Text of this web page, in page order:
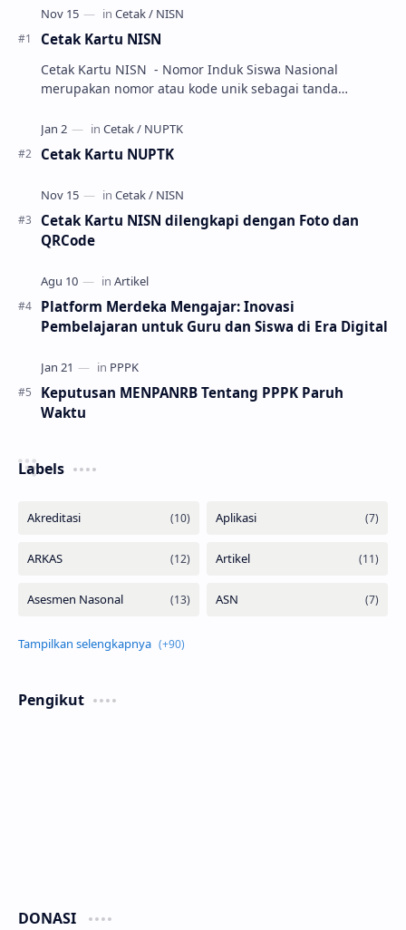
Cetak Kartu NISN
Cetak Kartu NISN - Nomor Induk Siswa Nasional
merupakan nomor atau kode unik sebagai tanda
Cetak Kartu NUPTK
Cetak Kartu NISN dilengkapi dengan Foto dan
QRCode
Platform Merdeka Mengajar: Inovasi
Pembelajaran untuk Guru dan Siswa di Era Digital
Keputusan MENPANRB Tentang PPPK Paruh
Waktu
Labels
Pengikut
DONASI